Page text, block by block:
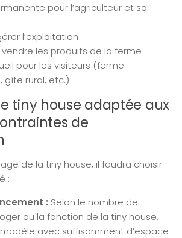
pour l’agriculteur et sa
l’exploitation
les produits de la ferme
pour les visiteurs (ferme
gîte rural, etc.)
tiny house adaptée aux
de
de la tiny house, il faudra choisir
:
: Selon le nombre de
ou la fonction de la tiny house,
avec suffisamment d’espace